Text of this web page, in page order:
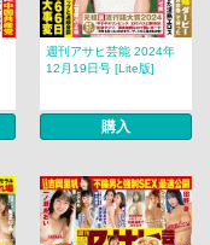
週刊アサヒ芸能 2024年
12月19日号 [Lite版]
購入